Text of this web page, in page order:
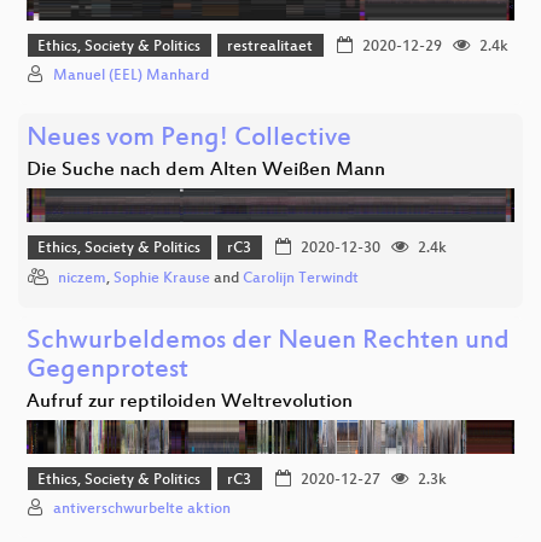
Ethics, Society & Politics restrealitaet 2020-12-29
2.4k
Manuel (EEL) Manhard
Neues vom Peng! Collective
Die Suche nach dem Alten Weißen Mann
Ethics, Society & Politics rC3 2020-12-30
2.4k
niczem, Sophie Krause and Carolijn Terwindt
Schwurbeldemos der Neuen Rechten und
Gegenprotest
Aufruf zur reptiloiden Weltrevolution
Ethics, Society & Politics rC3 2020-12-27
2.3k
antiverschwurbelte aktion